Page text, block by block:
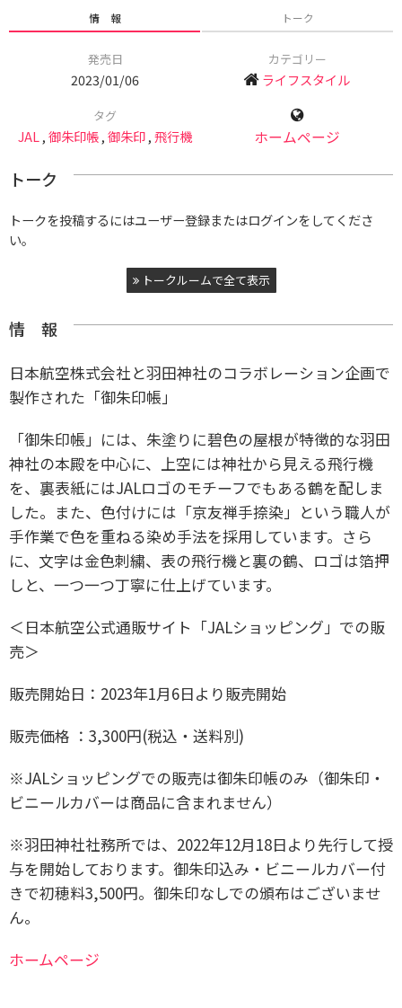
情 報 トーク
発売日
2023/01/06
カテゴリー
ライフスタイル
タグ
JAL ,御朱印帳,御朱印,飛行機 ホームページ
トーク
トークを投稿するにはユーザー登録またはログインをしてくださ
い。
トークルームで全て表示
情 報
日本航空株式会社と羽田神社のコラボレーション企画で
製作された「御朱印帳」
「御朱印帳」には、朱塗りに碧色の屋根が特徴的な羽田
神社の本殿を中心に、上空には神社から見える飛行機
を、裏表紙にはJALロゴのモチーフでもある鶴を配しま
した。また、色付けには「京友禅手捺染」という職人が
手作業で色を重ねる染め手法を採用しています。さら
に、文字は金色刺繍、表の飛行機と裏の鶴、ロゴは箔押
しと、一つ一つ丁寧に仕上げています。
＜日本航空公式通販サイト「JALショッピング」での販
売＞
販売開始日：2023年1月6日より販売開始
販売価格 ：3,300円(税込・送料別)
※JALショッピングでの販売は御朱印帳のみ（御朱印・
ビニールカバーは商品に含まれません）
※羽田神社社務所では、2022年12月18日より先行して授
与を開始しております。御朱印込み・ビニールカバー付
きで初穂料3,500円。御朱印なしでの頒布はございませ
ん。
ホームページ